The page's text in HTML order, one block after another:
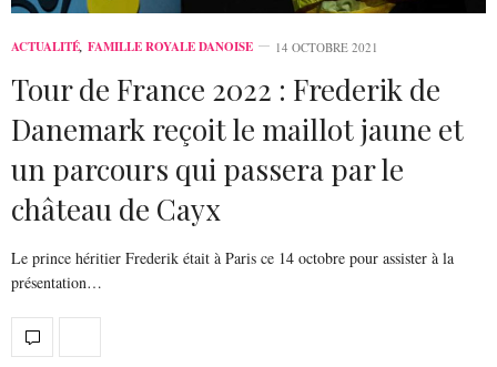
ACTUALITÉ, FAMILLE ROYALE DANOISE 14 OCTOBRE 2021
Tour de France 2022 : Frederik de
Danemark reçoit le maillot jaune et
un parcours qui passera par le
château de Cayx
Le prince héritier Frederik était à Paris ce 14 octobre pour assister à la
présentation…